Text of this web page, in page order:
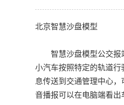
北京智慧沙盘模型
智慧沙盘模型公交报站
小汽车按照特定的轨道
息传送到交通管理中心
音播报可以在电脑端看出